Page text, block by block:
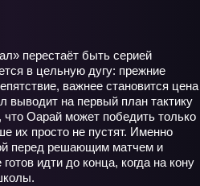
перестаёт быть серией
в цельную дугу: прежние
важнее становится цена
выводит на первый план тактику
что Оарай может победить только
их просто не пустят. Именно
перед решающим матчем и
идти до конца, когда на кону